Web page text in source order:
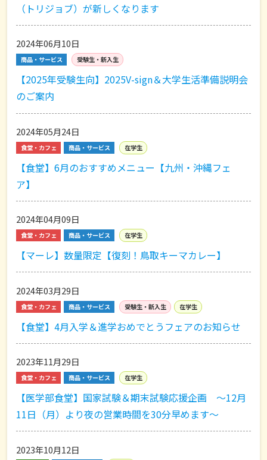
（トリジョブ）が新しくなります
2024年06月10日
商品・サービス 受験生・新入生
【2025年受験生向】2025V-sign＆大学生活準備説明会
のご案内
2024年05月24日
食堂・カフェ 商品・サービス 在学生
【食堂】6月のおすすめメニュー【九州・沖縄フェ
ア】
2024年04月09日
食堂・カフェ 商品・サービス 在学生
【マーレ】数量限定【復刻！鳥取キーマカレー】
2024年03月29日
食堂・カフェ 商品・サービス 受験生・新入生 在学生
【食堂】4月入学＆進学おめでとうフェアのお知らせ
2023年11月29日
食堂・カフェ 商品・サービス 在学生
【医学部食堂】国家試験＆期末試験応援企画 ～12月
11日（月）より夜の営業時間を30分早めます～
2023年10月12日